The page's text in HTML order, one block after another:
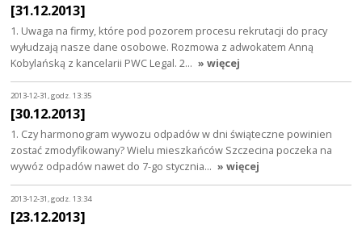
[31.12.2013]
1. Uwaga na firmy, które pod pozorem procesu rekrutacji do pracy
wyłudzają nasze dane osobowe. Rozmowa z adwokatem Anną
Kobylańską z kancelarii PWC Legal. 2… » więcej
2013-12-31, godz. 13:35
[30.12.2013]
1. Czy harmonogram wywozu odpadów w dni świąteczne powinien
zostać zmodyfikowany? Wielu mieszkańców Szczecina poczeka na
wywóz odpadów nawet do 7-go stycznia… » więcej
2013-12-31, godz. 13:34
[23.12.2013]